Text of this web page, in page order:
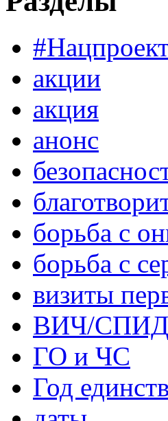
акции
акция
анонс
борьба с
борьба с
визиты
ВИЧ/СПИД
ГО и ЧС
Год